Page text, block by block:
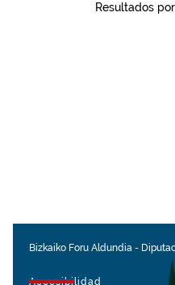
Resultados
Bizkaiko Foru Aldundia -
Accesibilidad